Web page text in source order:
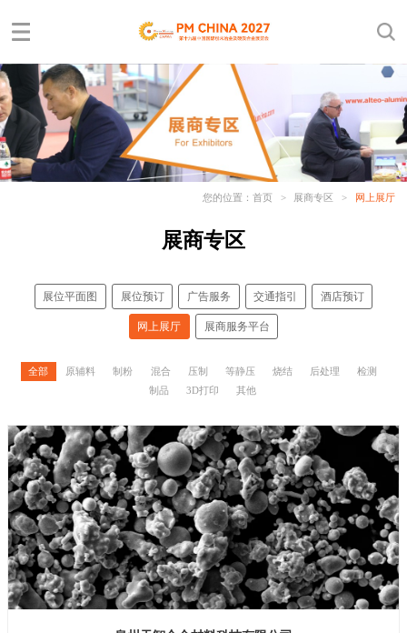
您的位置： 首页 > 展商专区 > 网上展厅
展商专区
展位平面图 展位预订 广告服务 交通指引 酒店预订
网上展厅 展商服务平台
全部 原辅料 制粉 混合 压制 等静压 烧结 后处理
检测
制品
3D打印 其他